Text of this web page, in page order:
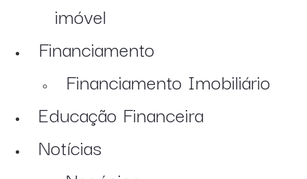
imóvel
Financiamento
Financiamento Imobiliário
Educação Financeira
Notícias